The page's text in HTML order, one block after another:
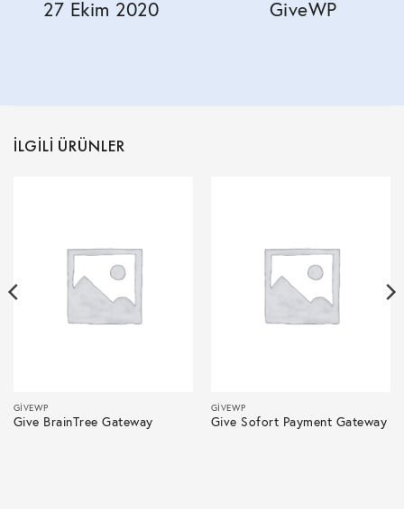
27 Ekim 2020 GiveWP
İLGILI ÜRÜNLER
GIVEWP
Give BrainTree Gateway
GIVEWP
Give Sofort Payment Gateway